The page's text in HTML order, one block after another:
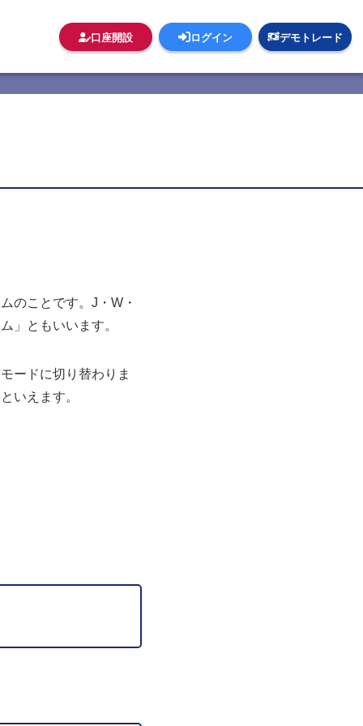
口座開設 ログイン デモトレード
のことです。J・W・
」ともいいます。
ードに切り替わりま
いえます。